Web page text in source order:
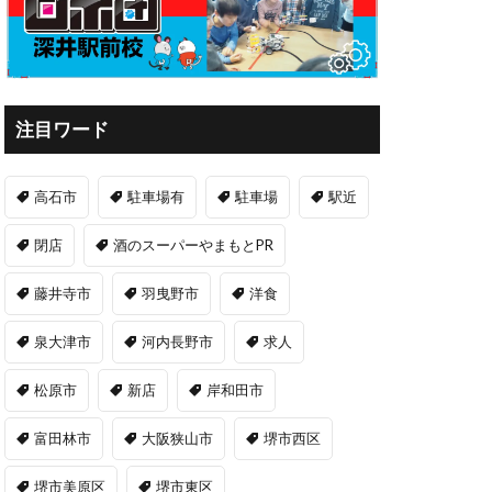
注目ワード
高石市 駐車場有 駐車場 駅近
閉店 酒のスーパーやまもとPR
藤井寺市 羽曳野市 洋食
泉大津市 河内長野市 求人
松原市 新店 岸和田市
富田林市 大阪狭山市 堺市西区
堺市美原区 堺市東区